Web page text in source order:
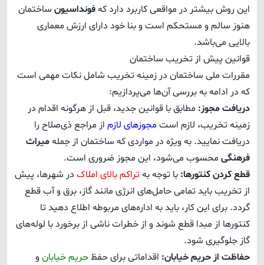
این روش بیشتر در مواقعی کاربرد دارد کهفونداسیون ساختمان
هنوز سالم و مستحکم است و بنا خود دارای ارزش معماری
بالایی می‌باشد.
قوانین پیش از تخریب ساختمان
مقررات ملی ساختمان در زمینه تخریب شامل نکات مهمی است
که در ادامه به بررسی آن‌ها می‌پردازیم:
دریافت مجوز: مطابق با قوانین جدید، قبل از هرگونه اقدام در
زمینه تخریب، لازم است مجوزهای لازم از مراجع ذی‌صلاح را
دریافت نمایید. به ویژه در مواردی که ساختمان از جملهمیراث
فرهنگی محسوب می‌شود، این مجوز ضروری است.
قطع کردن کنتورها: با توجه بهتراکم بالای املاک در شهرها، پیش
از تخریب باید تمامی حامل‌های انرژی مانند گاز، برق و آب قطع
گردد. برای این کار، باید به اداره‌های مربوطه اطلاع دهید تا
کنتور‌ها از مبدا قطع شوند و از خطرات ناشی از برخورد با لوله‌های
گاز جلوگیری شود.
حفاظت از حریم خیابان: اقداماتی برای حفظحریم خیابان و